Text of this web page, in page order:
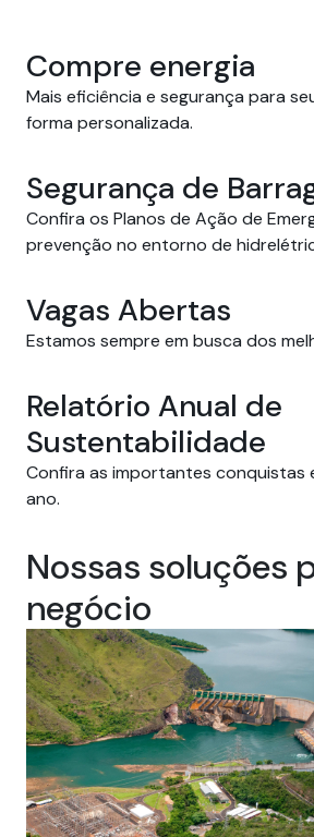
Compre energia
Mais eficiência e segurança para
forma personalizada.
Segurança de
Confira os Planos de Ação de
prevenção no entorno de
Vagas Abertas
Estamos sempre em busca dos
Relatório Anual de
Sustentabilidade
Confira as importantes conquistas
ano.
Nossas soluções
negócio